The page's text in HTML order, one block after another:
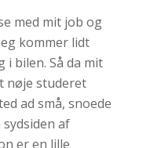
med mit job og
kommer lidt
bilen. Så da mit
nøje studeret
ad små, snoede
af
er en lille